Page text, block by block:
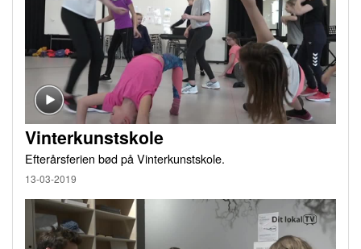
Vinterkunstskole
Efterårsferien bød på Vinterkunstskole.
13-03-2019